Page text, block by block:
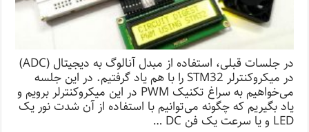
در جلسات قبلی، استفاده از مبدل آنالوگ به دیجیتال (ADC)
در میکروکنترلر STM32 را با هم یاد گرفتیم. در این جلسه
می‌خواهیم به سراغ تکنیک PWM در این میکروکنترلر برویم و
یاد بگیریم که چگونه می‌توانیم با استفاده از آن شدت نور یک
LED و یا سرعت یک فن DC …